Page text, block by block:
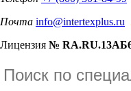
Почта info@intertexplus.ru
Лицензия №